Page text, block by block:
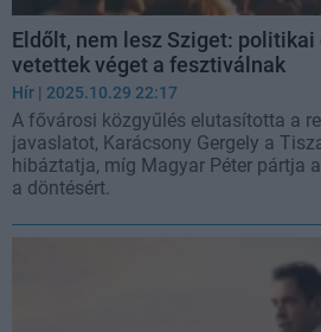
Eldőlt, nem lesz Sziget:
vetettek véget a fesztiválnak
Hír | 2025.10.29 22:17
A fővárosi közgyűlés elutasította a
javaslatot, Karácsony Gergely a
hibáztatja, míg Magyar Péter pártja
a döntésért.